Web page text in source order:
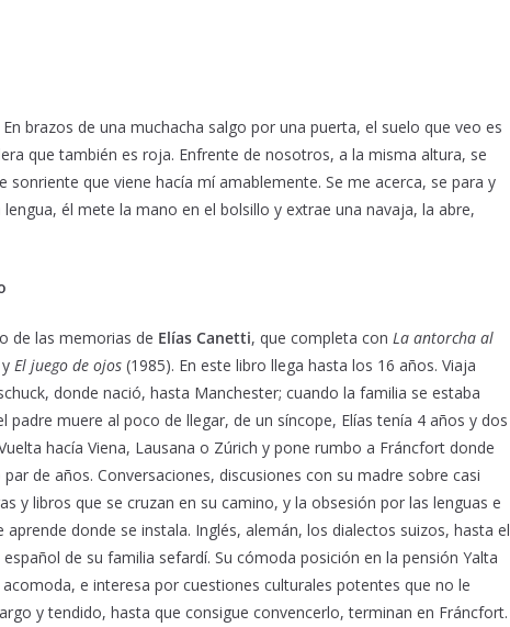
brazos de una muchacha salgo por una puerta, el suelo que veo es
que también es roja. Enfrente de nosotros, a la misma altura, se
sonriente que viene hacía mí amablemente. Se me acerca, se para y
lengua, él mete la mano en el bolsillo y extrae una navaja, la abre,
de las memorias de Elías Canetti, que completa con La antorcha al
El juego de ojos (1985). En este libro llega hasta los 16 años. Viaja
donde nació, hasta Manchester; cuando la familia se estaba
padre muere al poco de llegar, de un síncope, Elías tenía 4 años y dos
hacía Viena, Lausana o Zúrich y pone rumbo a Fráncfort donde
de años. Conversaciones, discusiones con su madre sobre casi
y libros que se cruzan en su camino, y la obsesión por las lenguas e
aprende donde se instala. Inglés, alemán, los dialectos suizos, hasta el
de su familia sefardí. Su cómoda posición en la pensión Yalta
e interesa por cuestiones culturales potentes que no le
y tendido, hasta que consigue convencerlo, terminan en Fráncfort.